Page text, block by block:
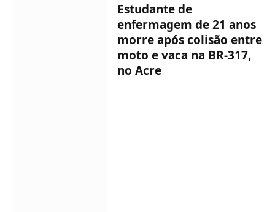
Estudante de
enfermagem de 21 anos
morre após colisão entre
moto e vaca na BR-317,
no Acre